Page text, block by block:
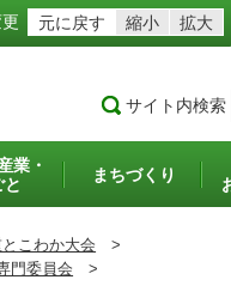
元に戻す 縮小 拡大
サイト内検索
業・
と
まちづくり
こわか大会 >
門委員会 >